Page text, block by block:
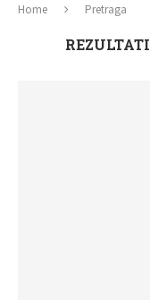
Home Pretraga